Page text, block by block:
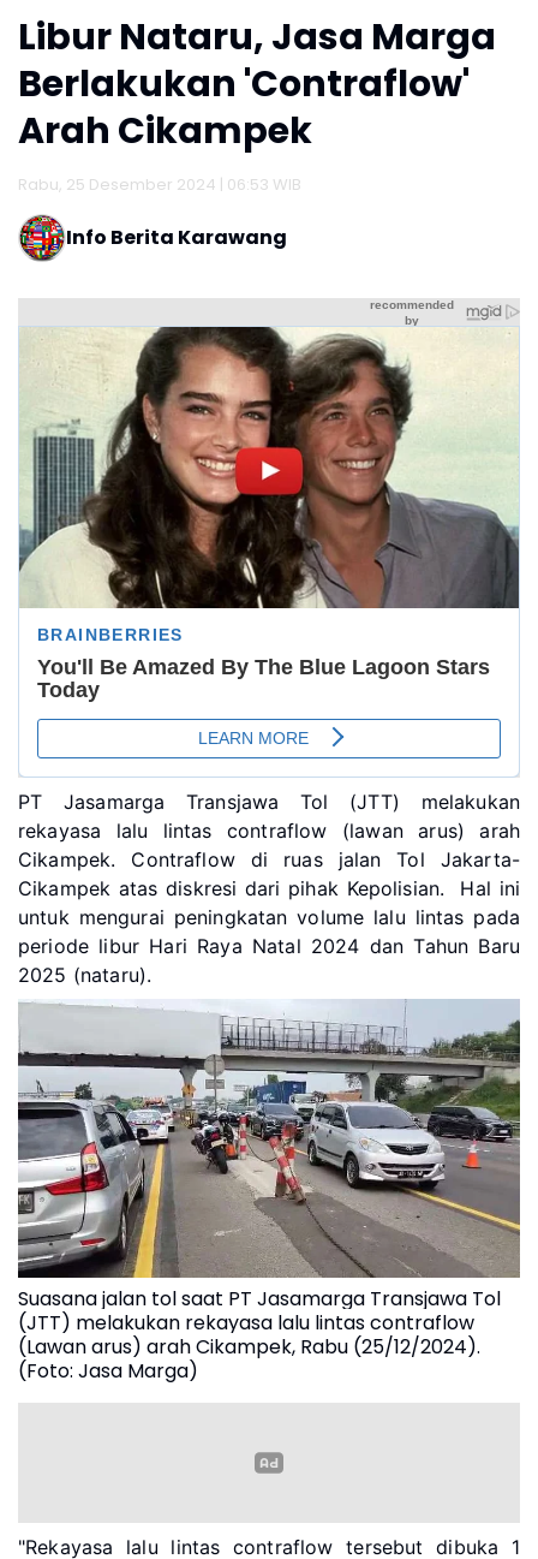
Libur Nataru, Jasa Marga
Berlakukan 'Contraflow'
Arah Cikampek
Rabu, 25 Desember 2024 | 06:53 WIB
Info Berita Karawang
PT Jasamarga Transjawa Tol (JTT) melakukan
rekayasa lalu lintas contraflow (lawan arus) arah
Cikampek. Contraflow di ruas jalan Tol Jakarta-
Cikampek atas diskresi dari pihak Kepolisian. Hal ini
untuk mengurai peningkatan volume lalu lintas pada
periode libur Hari Raya Natal 2024 dan Tahun Baru
2025 (nataru).
Suasana jalan tol saat PT Jasamarga Transjawa Tol
(JTT) melakukan rekayasa lalu lintas contraflow
(Lawan arus) arah Cikampek, Rabu (25/12/2024).
(Foto: Jasa Marga)
"Rekayasa lalu lintas contraflow tersebut dibuka 1